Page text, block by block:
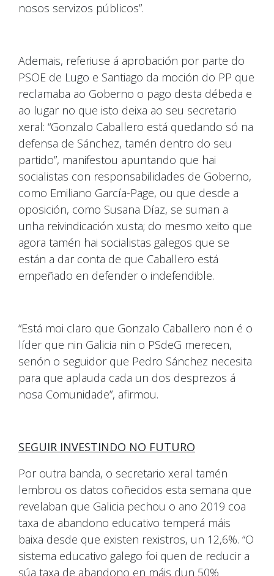
nosos servizos públicos”.
Ademais, referiuse á aprobación por parte do
PSOE de Lugo e Santiago da moción do PP que
reclamaba ao Goberno o pago desta débeda e
ao lugar no que isto deixa ao seu secretario
xeral: “Gonzalo Caballero está quedando só na
defensa de Sánchez, tamén dentro do seu
partido”, manifestou apuntando que hai
socialistas con responsabilidades de Goberno,
como Emiliano García-Page, ou que desde a
oposición, como Susana Díaz, se suman a
unha reivindicación xusta; do mesmo xeito que
agora tamén hai socialistas galegos que se
están a dar conta de que Caballero está
empeñado en defender o indefendible.
“Está moi claro que Gonzalo Caballero non é o
líder que nin Galicia nin o PSdeG merecen,
senón o seguidor que Pedro Sánchez necesita
para que aplauda cada un dos desprezos á
nosa Comunidade”, afirmou.
SEGUIR INVESTINDO NO FUTURO
Por outra banda, o secretario xeral tamén
lembrou os datos coñecidos esta semana que
revelaban que Galicia pechou o ano 2019 coa
taxa de abandono educativo temperá máis
baixa desde que existen rexistros, un 12,6%. “O
sistema educativo galego foi quen de reducir a
súa taxa de abandono en máis dun 50%